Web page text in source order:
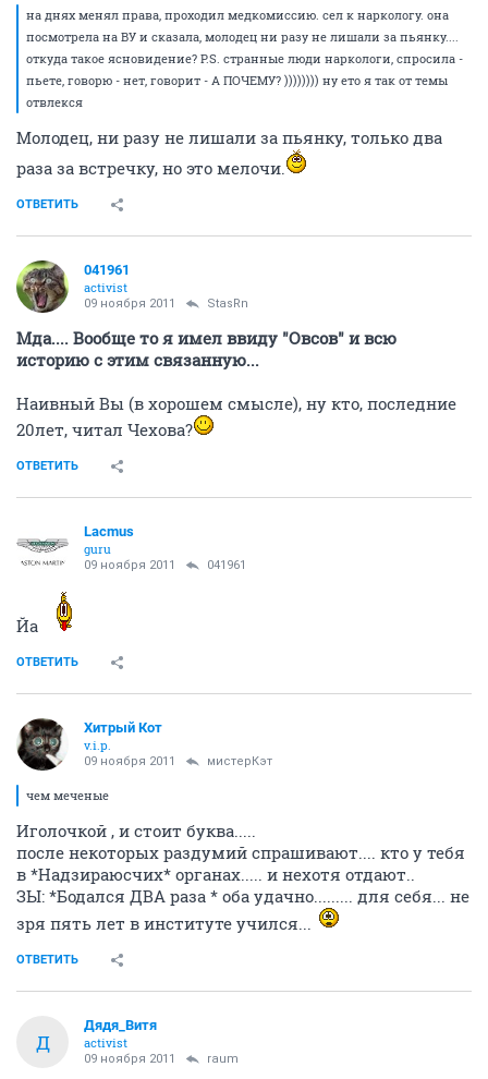
на днях менял права, проходил медкомиссию. сел к наркологу. она
посмотрела на ВУ и сказала, молодец ни разу не лишали за пьянку....
откуда такое ясновидение? P.S. странные люди наркологи, спросила -
пьете, говорю - нет, говорит - А ПОЧЕМУ? )))))))) ну ето я так от темы
отвлекся
Молодец, ни разу не лишали за пьянку, только два
раза за встречку, но это мелочи.
ОТВЕТИТЬ
041961
activist
09 ноября 2011 StasRn
Мда.... Вообще то я имел ввиду "Овсов" и всю
историю с этим связанную...
Наивный Вы (в хорошем смысле), ну кто, последние
20лет, читал Чехова?
ОТВЕТИТЬ
Lacmus
guru
09 ноября 2011 041961
Йа
ОТВЕТИТЬ
Хитрый Кот
v.i.p.
09 ноября 2011 мистерКэт
чем меченые
Иголочкой , и стоит буква.....
после некоторых раздумий спрашивают.... кто у тебя
в *Надзираюсчих* органах..... и нехотя отдают..
ЗЫ: *Бодался ДВА раза * оба удачно......... для себя... не
зря пять лет в институте учился...
ОТВЕТИТЬ
Д
Дядя_Витя
activist
09 ноября 2011 raum